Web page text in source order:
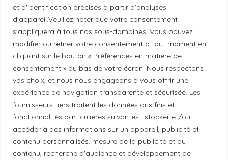
et d'identification précises à partir d’analyses
d'appareil.Veuillez noter que votre consentement
s'appliquera à tous nos sous-domaines. Vous pouvez
modifier ou retirer votre consentement à tout moment en
cliquant sur le bouton « Préférences en matière de
consentement » au bas de votre écran. Nous respectons
vos choix, et nous nous engageons à vous offrir une
expérience de navigation transparente et sécurisée. Les
fournisseurs tiers traitent les données aux fins et
fonctionnalités particulières suivantes : stocker et/ou
accéder à des informations sur un appareil, publicité et
contenu personnalisés, mesure de la publicité et du
contenu, recherche d'audience et développement de
Principes de publication
Politique de correction
Politique de diversité
Politique éthique